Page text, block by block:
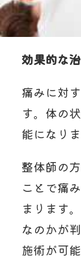
効果的な
痛みに対
す。体の
能になりま
整体師の
ことで痛
まります
なのかが
施術が可